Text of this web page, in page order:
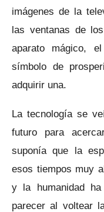
imágenes de la
las ventanas de
aparato mágico,
símbolo de
adquirir una.
La tecnología se
futuro para
suponía que la
esos tiempos muy
y la humanidad
parecer al voltear